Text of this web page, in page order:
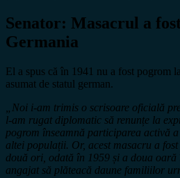
Senator: Masacrul a
Germania
El a spus că în 1941 nu a fost pogrom
asumat de statul german.
„Noi i-am trimis o scrisoare oficială
l-am rugat diplomatic să renunțe la
pogrom înseamnă participarea activă
altei populații. Or, acest masacru a
două ori, odată în 1959 și a doua oară
angajat să plăteacă daune familiilor